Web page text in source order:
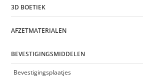
3D BOETIEK
AFZETMATERIALEN
BEVESTIGINGSMIDDELEN
Bevestigingsplaatjes